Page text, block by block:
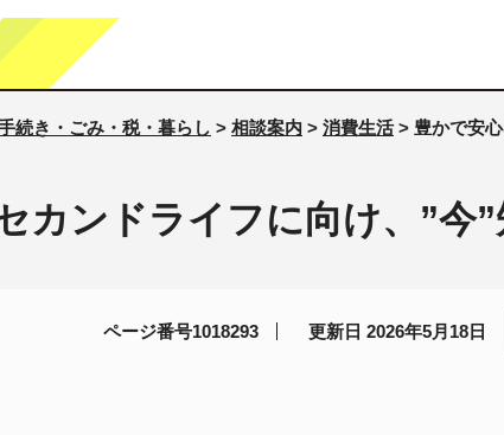
続き・ごみ・税・暮らし > 相談案内 > 消費生活> 豊かで安
カンドライフに向け、”今
ページ番号1018293 更新日 2026年5月18日